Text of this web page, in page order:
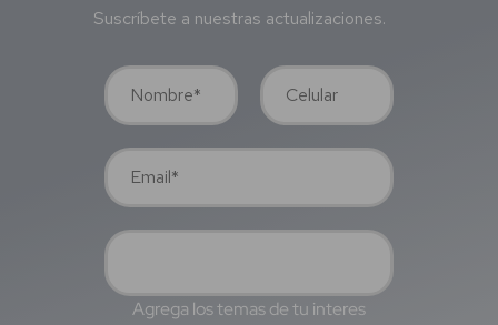
Suscríbete a nuestras actualizaciones.
Agrega los temas de tu interes